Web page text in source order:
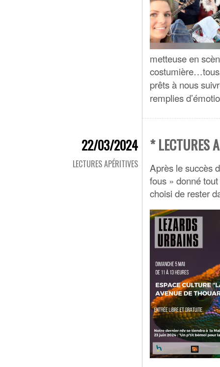
metteuse en
prêts à nous
remplies
22/03/2024
LECTURES APÉRITIVES
* LECTURES
Après le succès
fous » donné
choisi de rester